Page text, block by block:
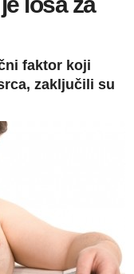
faktor koji
zaključili su